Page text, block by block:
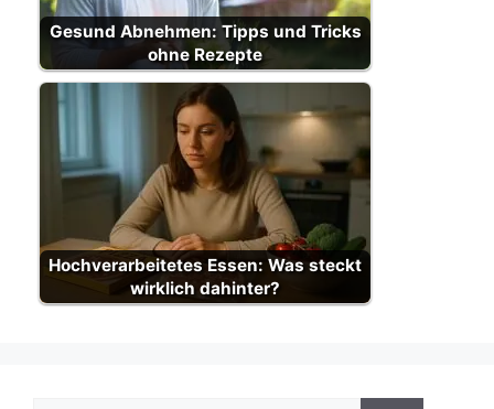
Gesund Abnehmen: Tipps und Tricks
ohne Rezepte
Hochverarbeitetes Essen: Was steckt
wirklich dahinter?